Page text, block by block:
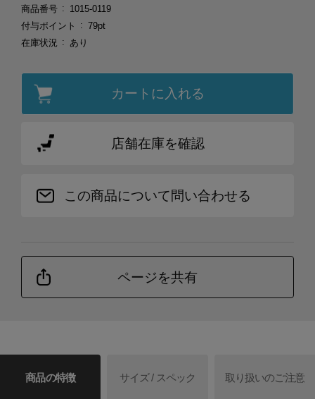
商品番号
1015-0119
付与ポイント
79pt
在庫状況
あり
カートに入れる
店舗在庫を確認
この商品について問い合わせる
ページを共有
商品の特徴 サイズ / スペック 取り扱いのご注意